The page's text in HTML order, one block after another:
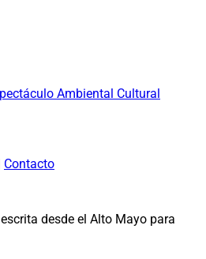
Ambiental Cultural
Contacto
desde el Alto Mayo para